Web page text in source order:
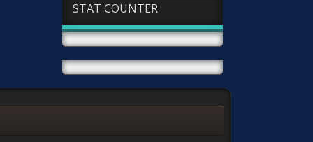
STAT COUNTER